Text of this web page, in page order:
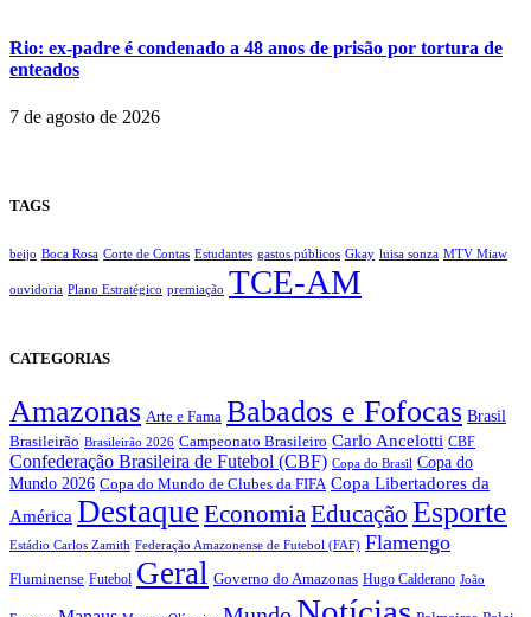
Rio: ex-padre é condenado a 48 anos de prisão por tortura de
enteados
7 de agosto de 2026
TAGS
beijo Boca Rosa Corte de Contas Estudantes gastos públicos Gkay luisa sonza MTV Miaw
ouvidoria Plano Estratégico premiação TCE-AM
CATEGORIAS
Amazonas Arte e Fama Babados e Fofocas Brasil
Brasileirão Brasileirão 2026 Campeonato Brasileiro Carlo Ancelotti CBF
Confederação Brasileira de Futebol (CBF) Copa do Brasil Copa do
Mundo 2026 Copa do Mundo de Clubes da FIFA Copa Libertadores da
América Destaque EconomiaEducação Esporte
Estádio Carlos Zamith Federação Amazonense de Futebol (FAF) Flamengo
Fluminense Futebol Geral Governo do Amazonas Hugo Calderano João